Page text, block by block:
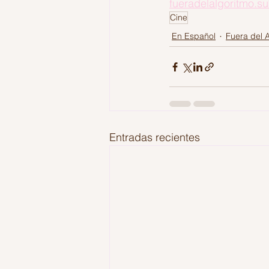
Cine
En Español
Fuera del
Entradas recientes